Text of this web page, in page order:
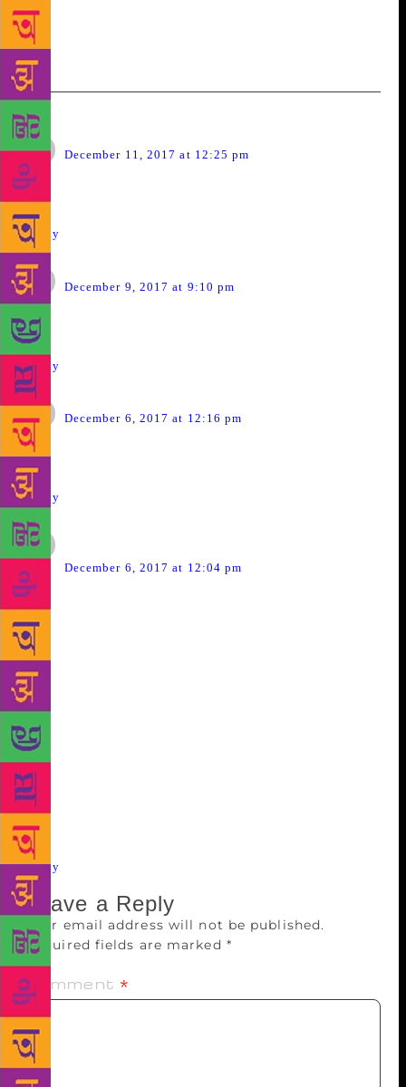
लिए कोई कानून नहीं बन रहा है उनको सताया जा रहा है क्या ईसको
आजादी बोले तो चलेगा क्या
December 11, 2017 at 12:25 pm
Nice one sir
Reply
December 9, 2017 at 9:10 pm
Very nice sir
Reply
December 6, 2017 at 12:16 pm
good
Reply
December 6, 2017 at 12:04 pm
लक्ष्मणराव गायकवाड,सप्रेम नमस्कार
अतिशय उपयुक्त माहिती उपलब्ध करुन दिली आहे आणि खऱ्या अर्थाने मूळ
प्रवाहापासून अनेक वर्षे दूर राहिलेल्या संमाजाची व्यथा आपण मांडली
आहे.भटक्या विमुक्त जाती जमाती या देशातील मूळ आदिम जाती जमाती
आहेत.त्यांना अनुसूचित जमाती च्या सवलती मिळाल्या पाहिजेत.आदिवासी
जमातींना लावलेले निकष भटक्या विमुक्त जाती जमतीमद्धे आढळून
येतात.त्यांच्यावर वर्षांनूवर्षे अन्याय होत आहे.हा अन्याय दूर होण्यासाठीचे प्रयत्न
आपल्या माध्यमातून होणे गरजेचे आहे.धन्यवाद!!!
आपला
डॉ अनिल साळुंके
Reply
Leave a Reply
Your email address will not be published.
Required fields are marked *
Comment *